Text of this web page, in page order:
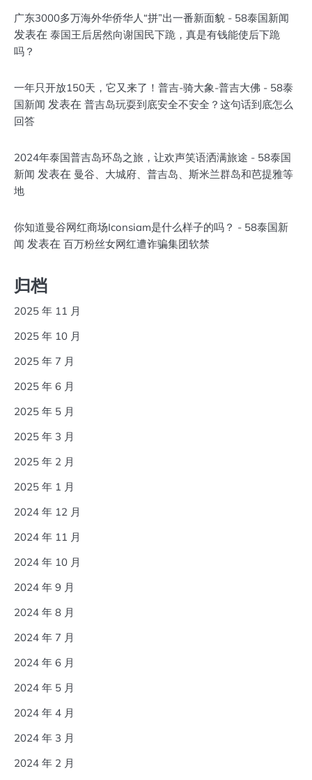
广东3000多万海外华侨华人“拼”出一番新面貌 - 58泰国新闻
发表在 泰国王后居然向谢国民下跪，真是有钱能使后下跪
吗？
一年只开放150天，它又来了！普吉-骑大象-普吉大佛 - 58泰
国新闻 发表在 普吉岛玩耍到底安全不安全？这句话到底怎么
回答
2024年泰国普吉岛环岛之旅，让欢声笑语洒满旅途 - 58泰国
新闻 发表在 曼谷、大城府、普吉岛、斯米兰群岛和芭提雅等
地
你知道曼谷网红商场Iconsiam是什么样子的吗？ - 58泰国新
闻 发表在 百万粉丝女网红遭诈骗集团软禁
归档
2025 年 11 月
2025 年 10 月
2025 年 7 月
2025 年 6 月
2025 年 5 月
2025 年 3 月
2025 年 2 月
2025 年 1 月
2024 年 12 月
2024 年 11 月
2024 年 10 月
2024 年 9 月
2024 年 8 月
2024 年 7 月
2024 年 6 月
2024 年 5 月
2024 年 4 月
2024 年 3 月
2024 年 2 月